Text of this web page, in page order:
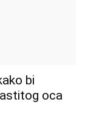
bi
oca